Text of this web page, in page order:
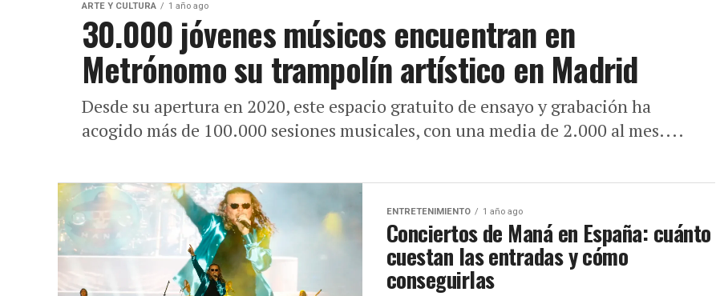
ARTE Y CULTURA 1 año ago
30.000 jóvenes músicos encuentran en
Metrónomo su trampolín artístico en Madrid
Desde su apertura en 2020, este espacio gratuito de ensayo y grabación ha
acogido más de 100.000 sesiones musicales, con una media de 2.000 al mes....
ENTRETENIMIENTO 1 año ago
Conciertos de Maná en España: cuánto
cuestan las entradas y cómo
conseguirlas